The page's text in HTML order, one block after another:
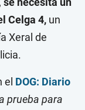
Celga 4, un
Xeral de
el DOG: Diario
prueba para